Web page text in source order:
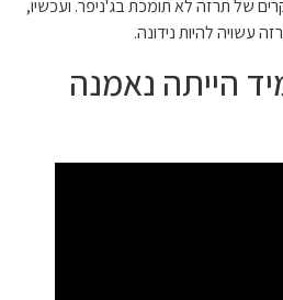
ראו מקרים של תרזה לא תומכת בג'ניפר. ועכשיו,
עשויה להיות נידונה.
הייתה נאמנה